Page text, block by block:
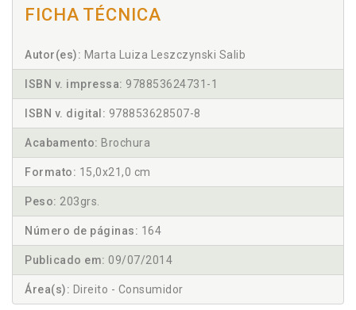
FICHA TÉCNICA
Autor(es): Marta Luiza Leszczynski Salib
ISBN v. impressa: 978853624731-1
ISBN v. digital: 978853628507-8
Acabamento: Brochura
Formato: 15,0x21,0 cm
Peso: 203grs.
Número de páginas: 164
Publicado em: 09/07/2014
Área(s): Direito - Consumidor